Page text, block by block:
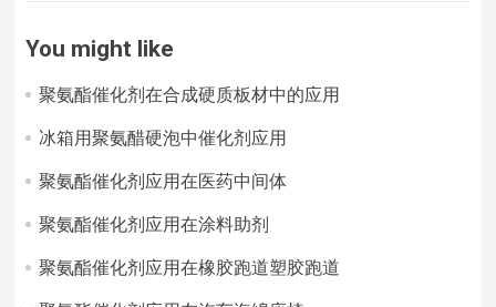
You might like
聚氨酯催化剂在合成硬质板材中的应用
冰箱用聚氨醋硬泡中催化剂应用
聚氨酯催化剂应用在医药中间体
聚氨酯催化剂应用在涂料助剂
聚氨酯催化剂应用在橡胶跑道塑胶跑道